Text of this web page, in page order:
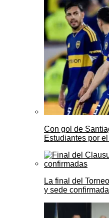
Con gol de
Estudiantes por
La final del
y sede